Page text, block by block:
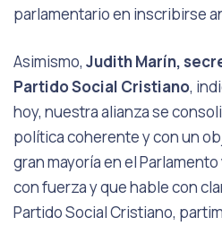
parlamentario en inscribirse
Asimismo, Judith Marín,
Partido Social Cristiano,
hoy, nuestra alianza se
política coherente y con un
gran mayoría en el
con fuerza y que hable con
Partido Social Cristiano,